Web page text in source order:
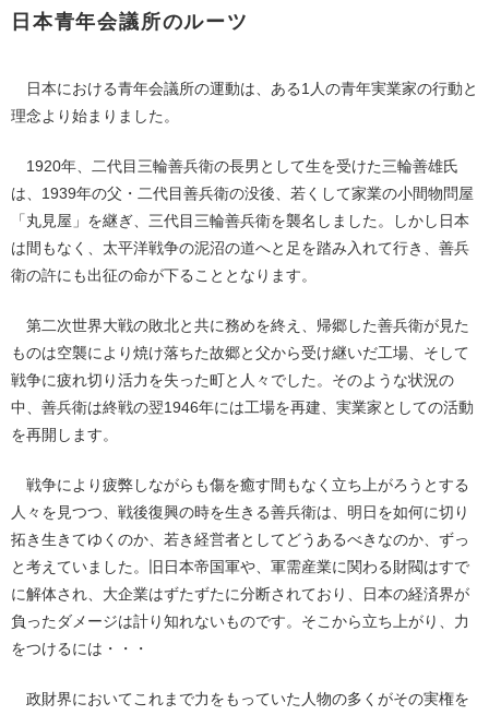
日本青年会議所のルーツ
日本における青年会議所の運動は、ある1人の青年実業家の行動と
理念より始まりました。
1920年、二代目三輪善兵衛の長男として生を受けた三輪善雄氏
は、1939年の父・二代目善兵衛の没後、若くして家業の小間物問屋
「丸見屋」を継ぎ、三代目三輪善兵衛を襲名しました。しかし日本
は間もなく、太平洋戦争の泥沼の道へと足を踏み入れて行き、善兵
衛の許にも出征の命が下ることとなります。
第二次世界大戦の敗北と共に務めを終え、帰郷した善兵衛が見た
ものは空襲により焼け落ちた故郷と父から受け継いだ工場、そして
戦争に疲れ切り活力を失った町と人々でした。そのような状況の
中、善兵衛は終戦の翌1946年には工場を再建、実業家としての活動
を再開します。
戦争により疲弊しながらも傷を癒す間もなく立ち上がろうとする
人々を見つつ、戦後復興の時を生きる善兵衛は、明日を如何に切り
拓き生きてゆくのか、若き経営者としてどうあるべきなのか、ずっ
と考えていました。旧日本帝国軍や、軍需産業に関わる財閥はすで
に解体され、大企業はずたずたに分断されており、日本の経済界が
負ったダメージは計り知れないものです。そこから立ち上がり、力
をつけるには・・・
政財界においてこれまで力をもっていた人物の多くがその実権を